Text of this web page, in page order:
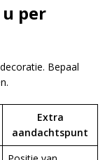
per
Bepaal
Extra
aandachtspunt